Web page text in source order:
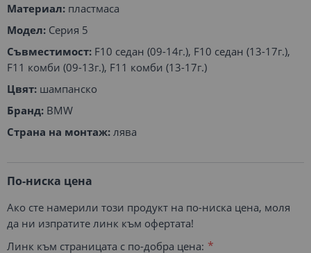
Материал: пластмаса
Модел: Серия 5
Съвместимост: F10 седан (09-14г.), F10 седан (13-17г.),
F11 комби (09-13г.), F11 комби (13-17г.)
Цвят: шампанско
Бранд: BMW
Страна на монтаж: лява
По-ниска цена
Ако сте намерили този продукт на по-ниска цена, моля
да ни изпратите линк към офертата!
Линк към страницата с по-добра цена: